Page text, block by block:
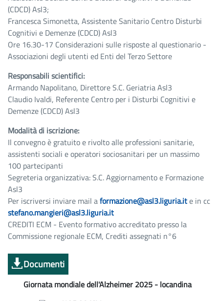
(CDCD) Asl3;
Francesca Simonetta, Assistente Sanitario Centro Disturbi
Cognitivi e Demenze (CDCD) Asl3
Ore 16.30-17 Considerazioni sulle risposte al questionario -
Associazioni degli utenti ed Enti del Terzo Settore
Responsabili scientifici:
Armando Napolitano, Direttore S.C. Geriatria Asl3
Claudio Ivaldi, Referente Centro per i Disturbi Cognitivi e
Demenze (CDCD) Asl3
Modalità di iscrizione:
Il convegno è gratuito e rivolto alle professioni sanitarie,
assistenti sociali e operatori sociosanitari per un massimo
100 partecipanti
Segreteria organizzativa: S.C. Aggiornamento e Formazione
Asl3
Per iscriversi inviare mail aformazione@asl3.liguria.ite in cc
stefano.mangieri@asl3.liguria.it
CREDITI ECM - Evento formativo accreditato presso la
Commissione regionale ECM, Crediti assegnati n°6
Documenti
Giornata mondiale dell'Alzheimer 2025 - locandina